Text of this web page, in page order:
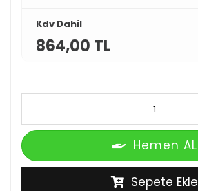
Kdv Dahil
864,00 TL
Hemen AL
Sepete Ekle